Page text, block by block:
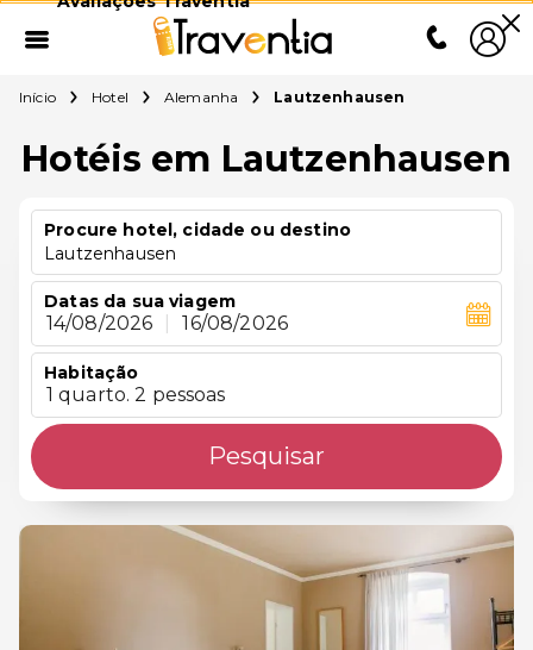
Início Hotel Alemanha Lautzenhausen
Hotéis em Lautzenhausen
Procure hotel, cidade ou destino
Lautzenhausen
Datas da sua viagem
14/08/2026 16/08/2026
Habitação
1 quarto. 2 pessoas
Pesquisar